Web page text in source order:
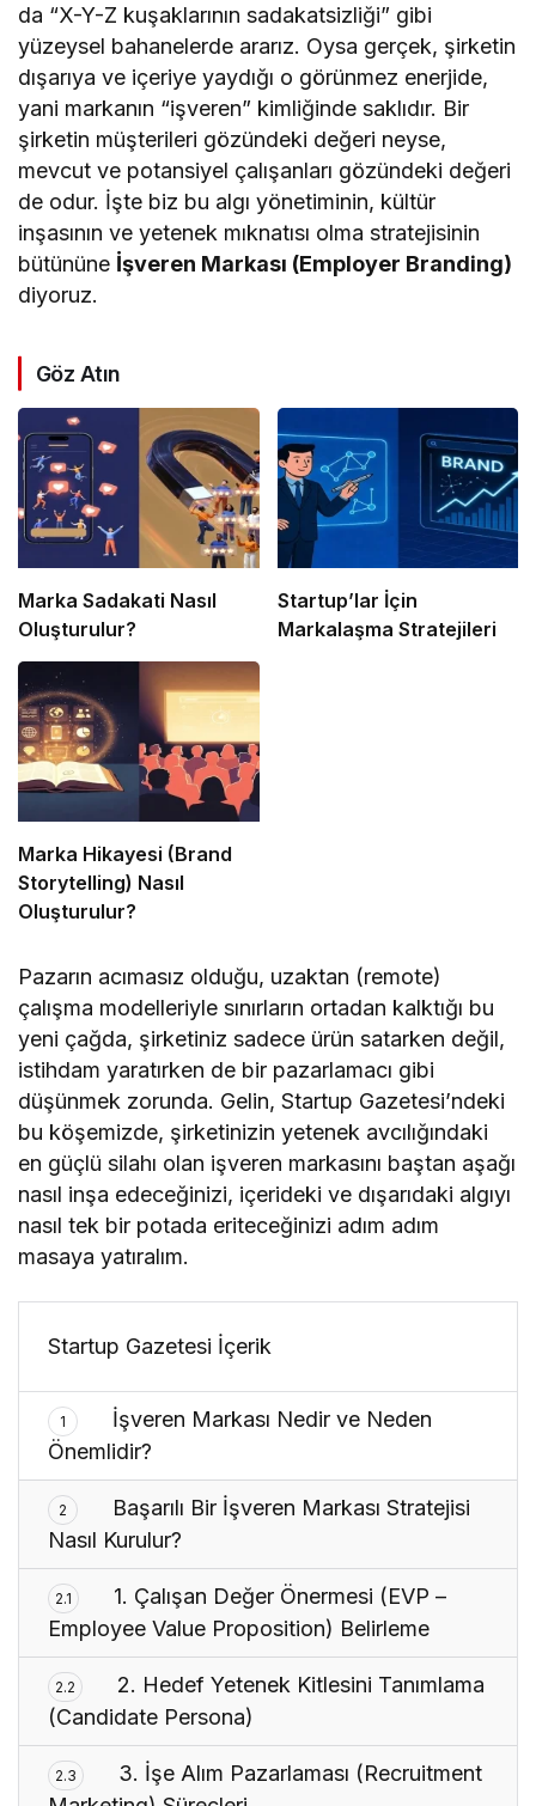
da “X-Y-Z kuşaklarının sadakatsizliği” gibi
yüzeysel bahanelerde ararız. Oysa gerçek, şirketin
dışarıya ve içeriye yaydığı o görünmez enerjide,
yani markanın “işveren” kimliğinde saklıdır. Bir
şirketin müşterileri gözündeki değeri neyse,
mevcut ve potansiyel çalışanları gözündeki değeri
de odur. İşte biz bu algı yönetiminin, kültür
inşasının ve yetenek mıknatısı olma stratejisinin
bütününe İşveren Markası (Employer Branding)
diyoruz.
Göz Atın
Marka Sadakati Nasıl
Oluşturulur?
Startup’lar İçin
Markalaşma Stratejileri
Marka Hikayesi (Brand
Storytelling) Nasıl
Oluşturulur?
Pazarın acımasız olduğu, uzaktan (remote)
çalışma modelleriyle sınırların ortadan kalktığı bu
yeni çağda, şirketiniz sadece ürün satarken değil,
istihdam yaratırken de bir pazarlamacı gibi
düşünmek zorunda. Gelin, Startup Gazetesi’ndeki
bu köşemizde, şirketinizin yetenek avcılığındaki
en güçlü silahı olan işveren markasını baştan aşağı
nasıl inşa edeceğinizi, içerideki ve dışarıdaki algıyı
nasıl tek bir potada eriteceğinizi adım adım
masaya yatıralım.
Startup Gazetesi İçerik
1
İşveren Markası Nedir ve Neden
Önemlidir?
2
Başarılı Bir İşveren Markası Stratejisi
Nasıl Kurulur?
2.1
1. Çalışan Değer Önermesi (EVP –
Employee Value Proposition) Belirleme
2.2
2. Hedef Yetenek Kitlesini Tanımlama
(Candidate Persona)
2.3
3. İşe Alım Pazarlaması (Recruitment